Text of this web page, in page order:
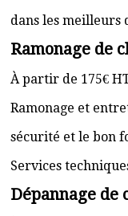
dans les meilleurs
Ramonage de
À partir de 175€
Ramonage et
sécurité et le bon
Services
Dépannage de